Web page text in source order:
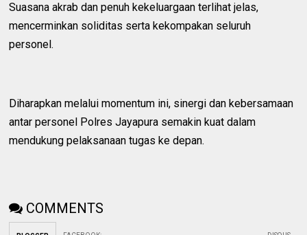
Suasana akrab dan penuh kekeluargaan terlihat jelas,
mencerminkan soliditas serta kekompakan seluruh
personel.
Diharapkan melalui momentum ini, sinergi dan kebersamaan
antar personel Polres Jayapura semakin kuat dalam
mendukung pelaksanaan tugas ke depan.
COMMENTS